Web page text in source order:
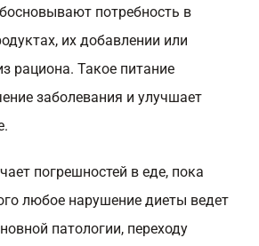
потребность в
их добавлении или
рациона. Такое питание
заболевания и улучшает
погрешностей в еде, пока
любое нарушение диеты ведет
патологии, переходу